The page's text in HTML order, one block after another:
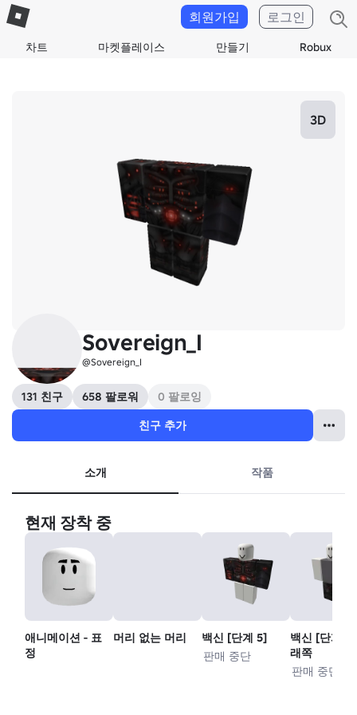
차트 마켓플레이스 만들기 Robux
회원가입 로그인
3D
Sovereign_I
@Sovereign_I
131 친구 658 팔로워
0 팔로잉
친구 추가
소개 작품
현재 장착 중
애니메이션 - 표
정
머리 없는 머리
백신 [단계 5]
판매 중단
백신 [단계
래쪽
판매 중단